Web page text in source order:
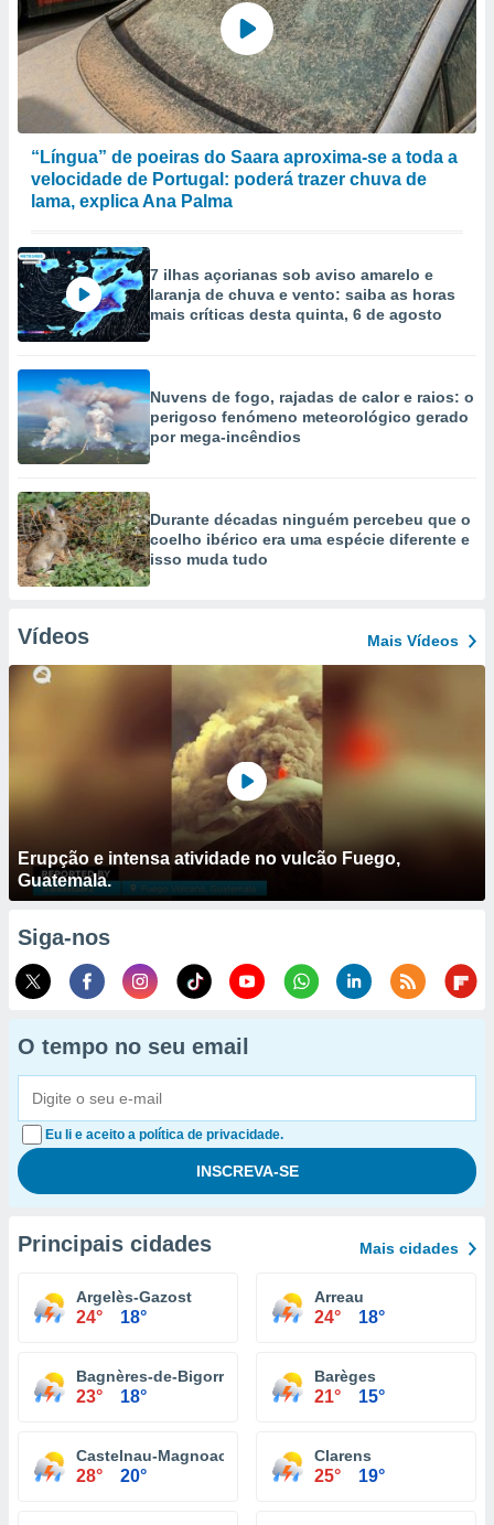
“Língua” de poeiras do Saara aproxima-se a toda a
velocidade de Portugal: poderá trazer chuva de
lama, explica Ana Palma
7 ilhas açorianas sob aviso amarelo e
laranja de chuva e vento: saiba as horas
mais críticas desta quinta, 6 de agosto
Nuvens de fogo, rajadas de calor e raios: o
perigoso fenómeno meteorológico gerado
por mega-incêndios
Durante décadas ninguém percebeu que o
coelho ibérico era uma espécie diferente e
isso muda tudo
Vídeos Mais Vídeos
Erupção e intensa atividade no vulcão Fuego,
Guatemala.
Siga-nos
O tempo no seu email
Eu li e aceito a política de privacidade.
Principais cidades Mais cidades
Argelès-Gazost
24° 18°
Arreau
24° 18°
Bagnères-de-Bigorre
23° 18°
Barèges
21° 15°
Castelnau-Magnoac
28° 20°
Clarens
25° 19°